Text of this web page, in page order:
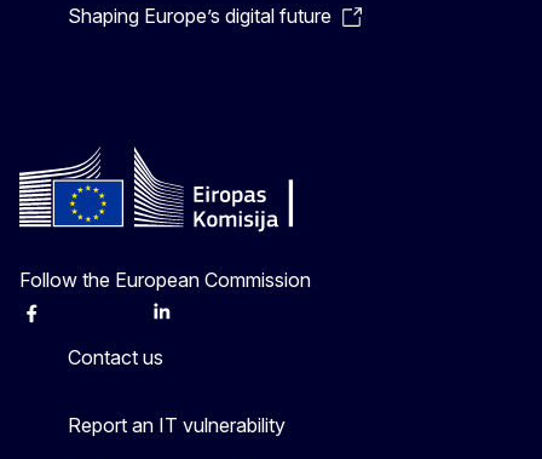
Shaping Europe’s digital future
Follow the European Commission
Facebook Linkedin
Contact us
Report an IT vulnerability